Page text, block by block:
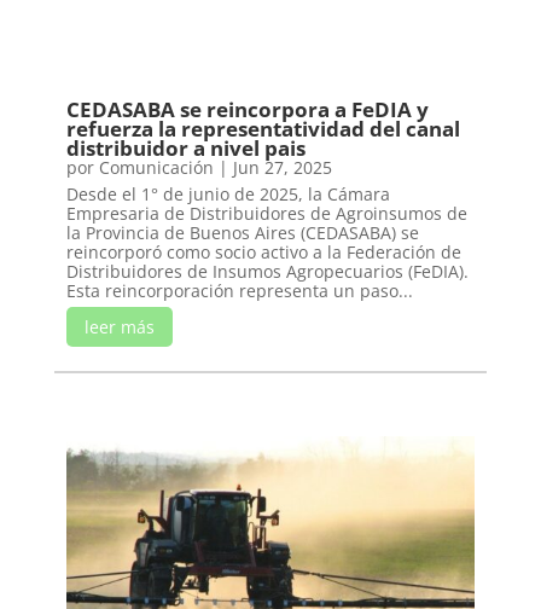
CEDASABA se reincorpora a FeDIA y
refuerza la representatividad del canal
distribuidor a nivel pais
por Comunicación | Jun 27, 2025
Desde el 1° de junio de 2025, la Cámara
Empresaria de Distribuidores de Agroinsumos de
la Provincia de Buenos Aires (CEDASABA) se
reincorporó como socio activo a la Federación de
Distribuidores de Insumos Agropecuarios (FeDIA).
Esta reincorporación representa un paso...
leer más